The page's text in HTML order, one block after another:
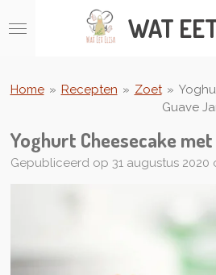
direct
hoofdinhoud
WAT
Home » Recepten » Zoet »
Guave
Yoghurt Cheesecake
Gepubliceerd op 31 augustus 2020